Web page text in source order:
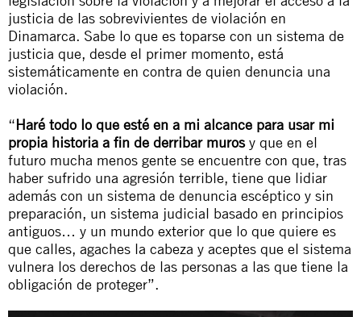
justicia de las sobrevivientes de violación en
Dinamarca. Sabe lo que es toparse con un sistema de
justicia que, desde el primer momento, está
sistemáticamente en contra de quien denuncia una
violación.
“Haré todo lo que esté en a mi alcance para usar mi
propia historia a fin de derribar murosy que en el
futuro mucha menos gente se encuentre con que, tras
haber sufrido una agresión terrible, tiene que lidiar
además con un sistema de denuncia escéptico y sin
preparación, un sistema judicial basado en principios
antiguos… y un mundo exterior que lo que quiere es
que calles, agaches la cabeza y aceptes que el sistema
vulnera los derechos de las personas a las que tiene la
obligación de proteger”.